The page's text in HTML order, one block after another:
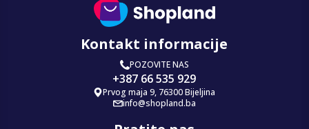
Kontakt informacije
POZOVITE NAS
+387 66 535 929
Prvog maja 9, 76300 Bijeljina
info@shopland.ba